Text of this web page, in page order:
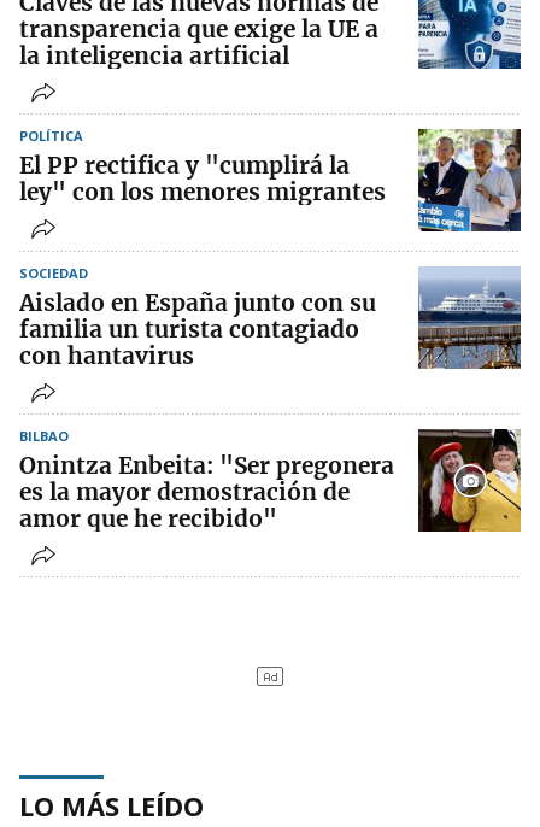
transparencia que exige la UE a
la inteligencia artificial
POLÍTICA
El PP rectifica y "cumplirá la
ley" con los menores migrantes
SOCIEDAD
Aislado en España junto con su
familia un turista contagiado
con hantavirus
BILBAO
Onintza Enbeita: "Ser pregonera
es la mayor demostración de
amor que he recibido"
LO MÁS LEÍDO